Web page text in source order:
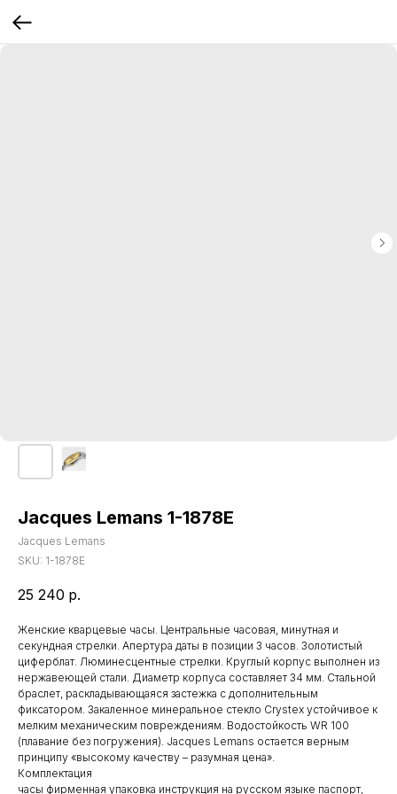
Jacques Lemans 1-1878E
Jacques Lemans
SKU: 1-1878E
25 240 р.
Женские кварцевые часы. Центральные часовая, минутная и
секундная стрелки. Апертура даты в позиции 3 часов. Золотистый
циферблат. Люминесцентные стрелки. Круглый корпус выполнен из
нержавеющей стали. Диаметр корпуса составляет 34 мм. Стальной
браслет, раскладывающаяся застежка с дополнительным
фиксатором. Закаленное минеральное стекло Crystex устойчивое к
мелким механическим повреждениям. Водостойкость WR 100
(плавание без погружения). Jacques Lemans остается верным
принципу «высокому качеству – разумная цена».
Комплектация
часы фирменная упаковка инструкция на русском языке паспорт,